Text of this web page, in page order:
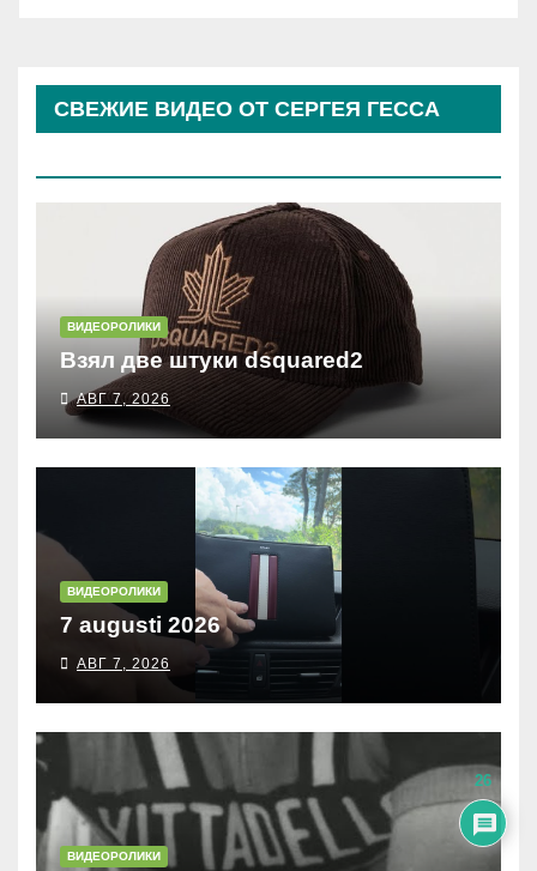
СВЕЖИЕ ВИДЕО ОТ СЕРГЕЯ ГЕССА
ВИДЕОРОЛИКИ
Взял две штуки dsquared2
АВГ 7, 2026
ВИДЕОРОЛИКИ
7 augusti 2026
АВГ 7, 2026
ВИДЕОРОЛИКИ
26